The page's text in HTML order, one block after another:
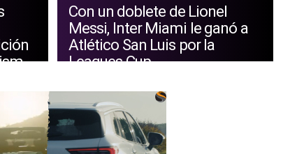
Con un doblete de Lionel
Messi, Inter Miami le ganó a
Atlético San Luis por la
Leagues Cup